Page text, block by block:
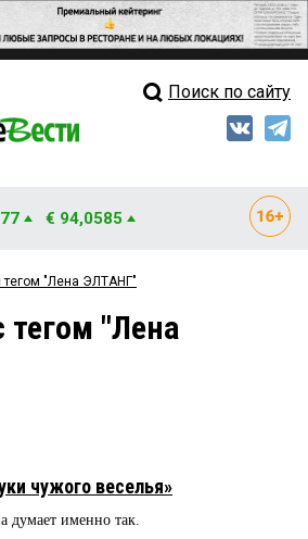
Свежий выпуск
Мнения
Рейтинги
Поиск по сайту
€ 94,0585
тегом "Лена ЭЛТАНГ"
"Лена
чужого веселья»
думает именно так.